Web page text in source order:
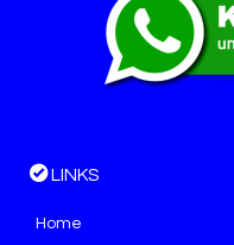
LINKS
Home